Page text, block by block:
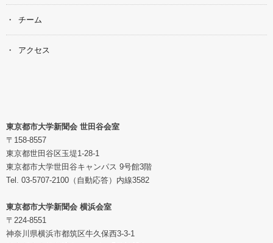
チーム
アクセス
東京都市大学新聞会 世田谷会室
〒158-8557
東京都世田谷区玉堤1-28-1
東京都市大学世田谷キャンパス 9号館3階
Tel. 03-5707-2100（自動応答）内線3582
東京都市大学新聞会 横浜会室
〒224-8551
神奈川県横浜市都筑区牛久保西3-3-1